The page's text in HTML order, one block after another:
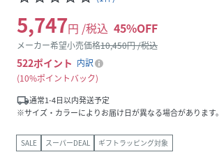
5,747円 /税込 45%OFF
メーカー希望小売価格10,450円 /税込
522ポイント 内訳
10%ポイントバック
local_shipping通常1-4日以内発送予定
※サイズ・カラーによりお届け日が異なる場合があります。
SALE スーパーDEAL ギフトラッピング対象